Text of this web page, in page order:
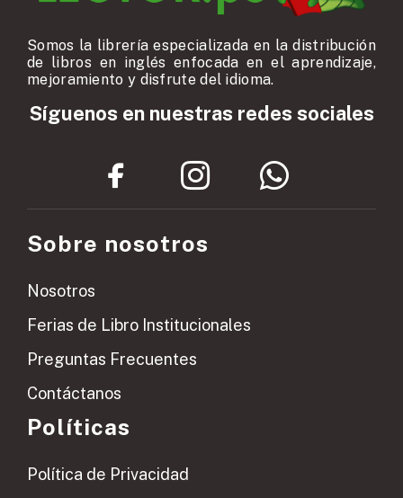
Somos la librería especializada en la distribución
de libros en inglés enfocada en el aprendizaje,
mejoramiento y disfrute del idioma.
Síguenos en nuestras redes sociales
Sobre nosotros
Nosotros
Ferias de Libro Institucionales
Preguntas Frecuentes
Contáctanos
Políticas
Política de Privacidad